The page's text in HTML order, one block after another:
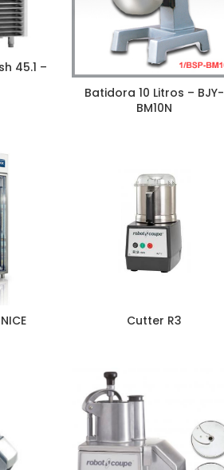
45.1 –
Batidora 10 Litros – BJY-
BM10N
Cutter R3